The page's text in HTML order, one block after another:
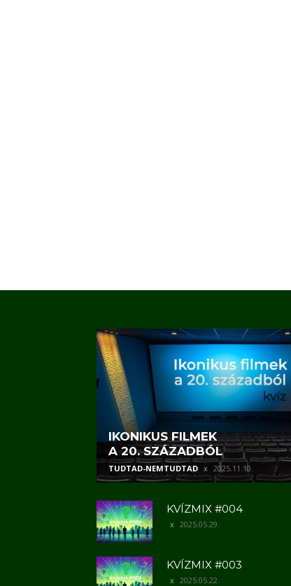
IKONIKUS FILMEK
A 20. SZÁZADBÓL
TUDTAD-NEMTUDTAD 2025.11.10.
KVÍZMIX #004
2025.05.29.
KVÍZMIX #003
2025.05.22.